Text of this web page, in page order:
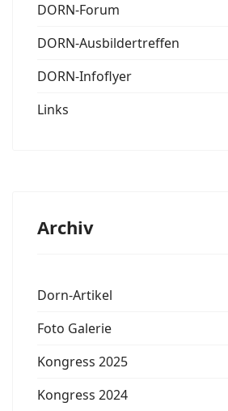
DORN-Forum
DORN-Ausbildertreffen
DORN-Infoflyer
Links
Archiv
Dorn-Artikel
Foto Galerie
Kongress 2025
Kongress 2024